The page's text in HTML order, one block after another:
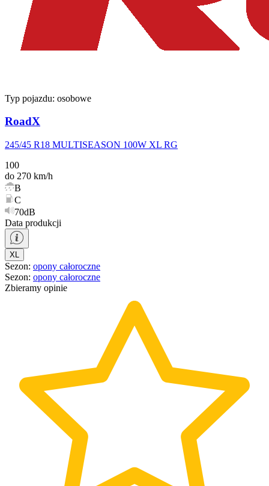
Typ pojazdu: osobowe
RoadX
245/45 R18 MULTISEASON 100W XL RG
100
do 270 km/h
B
C
70dB
Data produkcji
XL
Sezon: opony całoroczne
Sezon: opony całoroczne
Zbieramy opinie